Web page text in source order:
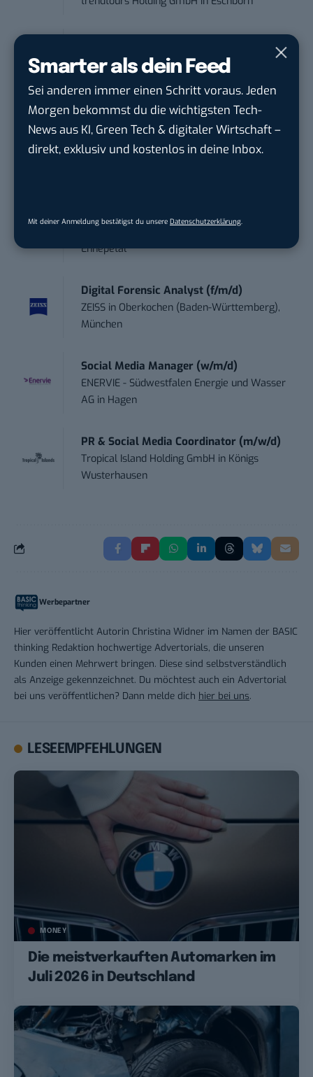
Smarter als dein Feed
Sei anderen immer einen Schritt voraus. Jeden
Morgen bekommst du die wichtigsten Tech-
News aus KI, Green Tech & digitaler Wirtschaft –
direkt, exklusiv und kostenlos in deine Inbox.
Mit deiner Anmeldung bestätigst du unsere Datenschutzerklärung.
(m/w/...
Instaffo GmbH inKarlsruhe
Marketing Manager – Content
Marketing /...
Acura Fachklinik GmbH in Albstadt
Ennepetal
Digital Forensic Analyst (f/m/d)
ZEISS in Oberkochen (Baden-Württemberg),
München
Social Media Manager (w/m/d)
ENERVIE - Südwestfalen Energie und Wasser
AG in Hagen
PR & Social Media Coordinator (m/w/d)
Tropical Island Holding GmbH in Königs
Wusterhausen
Werbepartner
Hier veröffentlicht Autorin Christina Widner im Namen der BASIC
thinking Redaktion hochwertige Advertorials, die unseren
Kunden einen Mehrwert bringen. Diese sind selbstverständlich
als Anzeige gekennzeichnet. Du möchtest auch ein Advertorial
bei uns veröffentlichen? Dann melde dich hier bei uns.
LESEEMPFEHLUNGEN
MONEY
Die meistverkauften Automarken im
Juli 2026 in Deutschland